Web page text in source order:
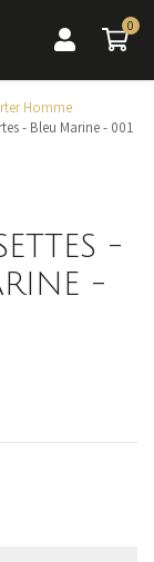
0
0
Homme
- Bleu Marine - 001
-
-